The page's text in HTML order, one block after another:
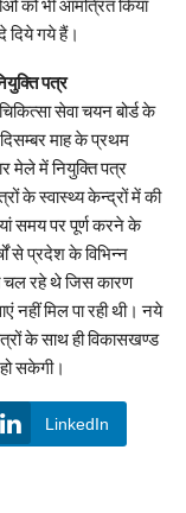
को भी आमंत्रित किया
दिये गये हैं।
पत्र
सेवा चयन बोर्ड के
माह के प्रथम
मेले में नियुक्ति पत्र
के स्वास्थ्य केन्द्रों में की
समय पर पूर्ण करने के
से प्रदेश के विभिन्न
चल रहे थे जिस कारण
नहीं मिल पा रही थी। नये
के साथ ही विकासखण्ड
सकेगी।
LinkedIn